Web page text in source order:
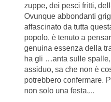
zuppe, dei pesci fritti,
Ovunque abbondanti
affascinato da tutta
popolo, è tenuto a
genuina essenza della
ha gli …anta sulle
assiduo, sa che non è
potrebbero confermare.
non solo una festa,...